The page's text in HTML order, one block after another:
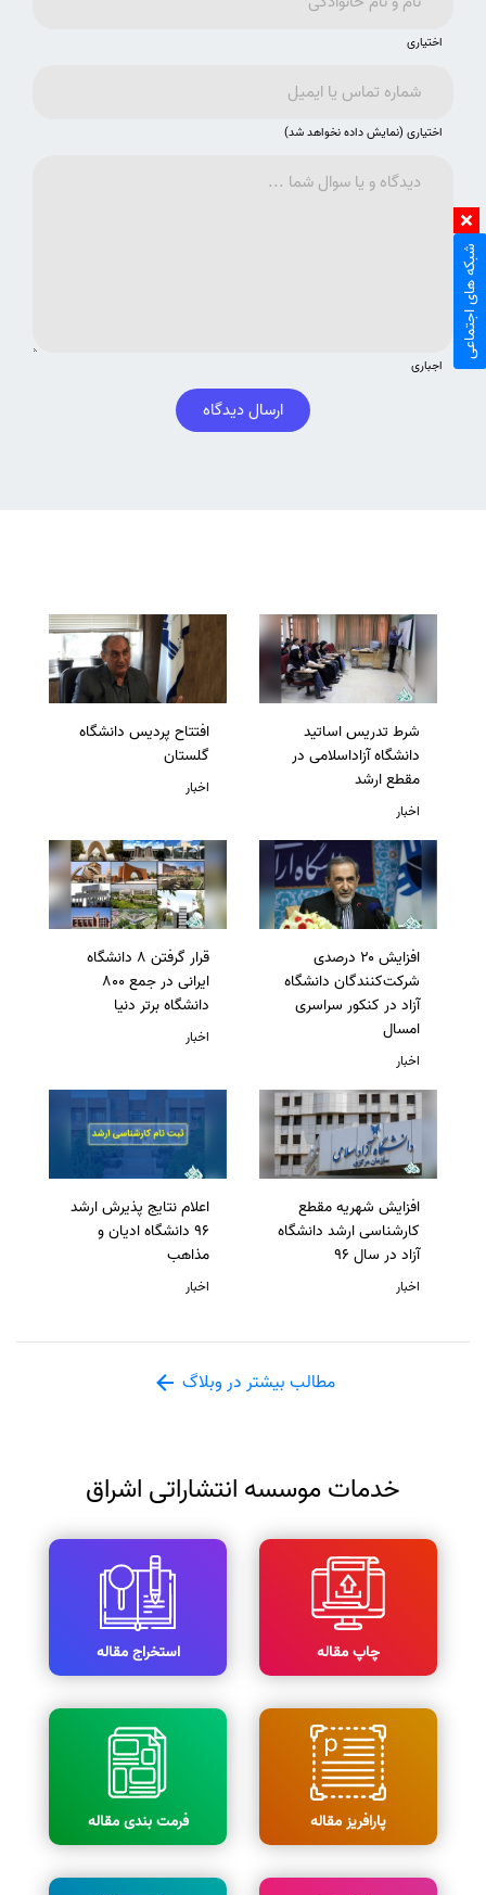
اختیاری
اختیاری (نمایش داده نخواهد شد)
اجباری
ارسال دیدگاه
شرط تدریس اساتید
دانشگاه آزاداسلامی در
مقطع ارشد
اخبار
افتتاح پردیس دانشگاه
گلستان
اخبار
افزایش ۲۰ درصدی
شرکت‌کنندگان دانشگاه
آزاد در کنکور سراسری
امسال
اخبار
قرار گرفتن 8 دانشگاه
ایرانی در جمع 800
دانشگاه برتر دنیا
اخبار
افزایش شهریه مقطع
کارشناسی ارشد دانشگاه
آزاد در سال 96
اخبار
اعلام نتایج پذیرش ارشد
96 دانشگاه ادیان و
مذاهب
اخبار
مطالب بیشتر در وبلاگ
خدمات موسسه انتشاراتی اشراق
چاپ مقاله استخراج مقاله
پارافریز مقاله فرمت بندی مقاله
شبکه های اجتماعی